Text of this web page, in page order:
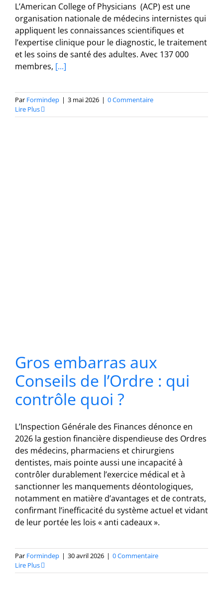
L’American College of Physicians (ACP) est une
organisation nationale de médecins internistes qui
appliquent les connaissances scientifiques et
l’expertise clinique pour le diagnostic, le traitement
et les soins de santé des adultes. Avec 137 000
membres, [...]
Par Formindep | 3 mai 2026 | 0 Commentaire
Lire Plus
Gros embarras aux
Conseils de l’Ordre : qui
contrôle quoi ?
L’Inspection Générale des Finances dénonce en
2026 la gestion financière dispendieuse des Ordres
des médecins, pharmaciens et chirurgiens
dentistes, mais pointe aussi une incapacité à
contrôler durablement l’exercice médical et à
sanctionner les manquements déontologiques,
notamment en matière d’avantages et de contrats,
confirmant l’inefficacité du système actuel et vidant
de leur portée les lois « anti cadeaux ».
Par Formindep | 30 avril 2026 | 0 Commentaire
Lire Plus